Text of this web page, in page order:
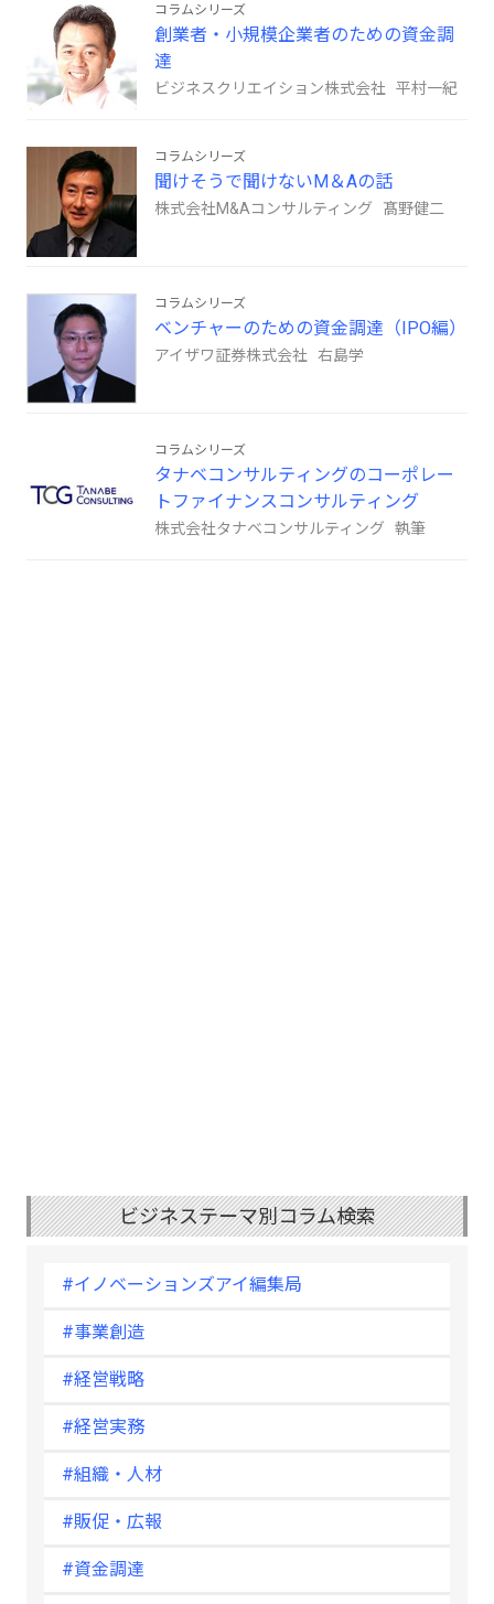
コラムシリーズ
創業者・小規模企業者のための資金調
達
ビジネスクリエイション株式会社 平村一紀
コラムシリーズ
聞けそうで聞けないM＆Aの話
株式会社M&Aコンサルティング 髙野健二
コラムシリーズ
ベンチャーのための資金調達（IPO編）
アイザワ証券株式会社 右島学
コラムシリーズ
タナベコンサルティングのコーポレー
トファイナンスコンサルティング
株式会社タナベコンサルティング 執筆
ビジネステーマ別コラム検索
#イノベーションズアイ編集局
#事業創造
#経営戦略
#経営実務
#組織・人材
#販促・広報
#資金調達